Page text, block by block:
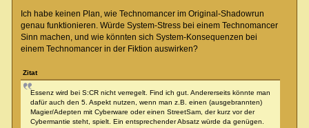
Ich habe keinen Plan, wie Technomancer im Original-Shadowrun
genau funktionieren. Würde System-Stress bei einem Technomancer
Sinn machen, und wie könnten sich System-Konsequenzen bei
einem Technomancer in der Fiktion auswirken?
Zitat
Essenz wird bei S:CR nicht verregelt. Find ich gut. Andererseits könnte man
dafür auch den 5. Aspekt nutzen, wenn man z.B. einen (ausgebrannten)
Magier/Adepten mit Cyberware oder einen StreetSam, der kurz vor der
Cybermantie steht, spielt. Ein entsprechender Absatz würde da genügen.